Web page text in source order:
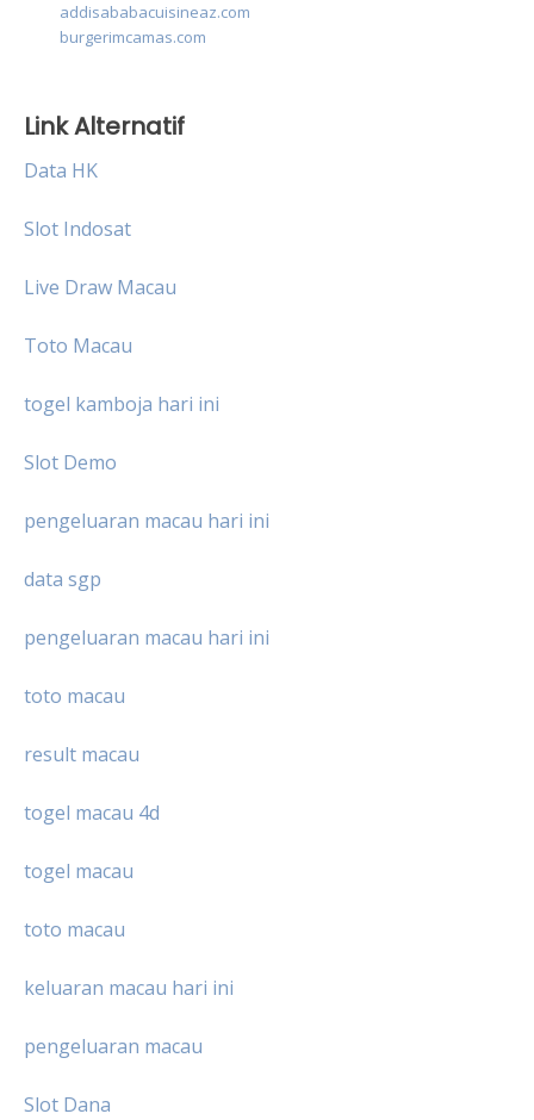
addisababacuisineaz.com
burgerimcamas.com
Link Alternatif
Data HK
Slot Indosat
Live Draw Macau
Toto Macau
togel kamboja hari ini
Slot Demo
pengeluaran macau hari ini
data sgp
pengeluaran macau hari ini
toto macau
result macau
togel macau 4d
togel macau
toto macau
keluaran macau hari ini
pengeluaran macau
Slot Dana